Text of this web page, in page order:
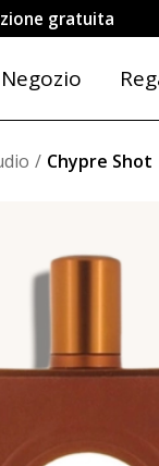
gratuita
Negozio
Chypre Shot